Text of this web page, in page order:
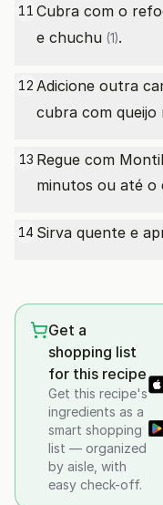
11 Cubra com o
e chuchu (1).
12 Adicione outra
cubra com queijo
13 Regue com
minutos ou até o
14 Sirva quente e
Get a
shopping list
for this recipe
Get this recipe's
ingredients as a
smart shopping
list — organized
by aisle, with
easy check-off.